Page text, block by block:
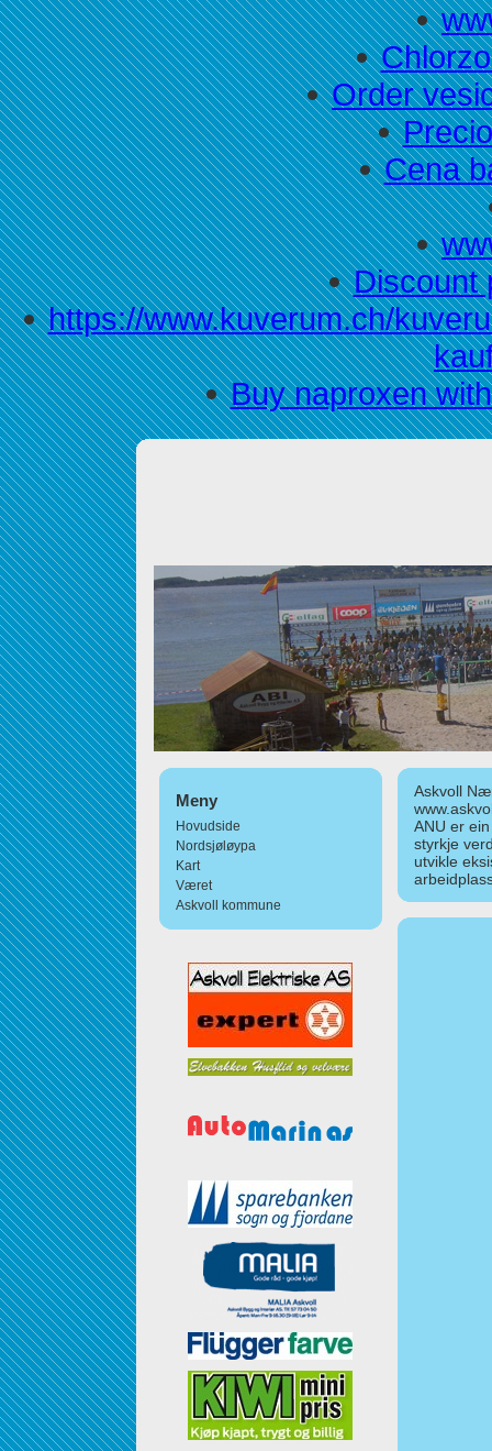
Order
Cena
Discount
https://www.kuverum.ch/
Buy naproxen
Meny
Hovudside
Nordsjøløypa
Kart
Været
Askvoll kommune
Askvoll
ANU er
styrkje
utvikle